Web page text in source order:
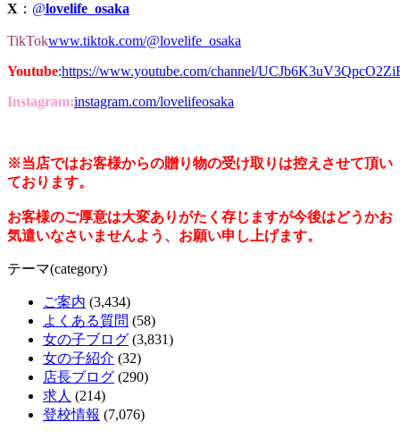
X ： @lovelife_osaka
TikTokwww.tiktok.com/@lovelife_osaka
Youtube:https://www.youtube.com/channel/
Instagram:instagram.com/lovelifeosaka
※当店ではお客様からの贈り物の受け取りは控えさせて頂い
ております。
お客様のご厚意は大変ありがたく存じますが今後はどうかお
気遣いなさいませんよう、お願い申し上げます。
テーマ(category)
ご案内 (3,434)
よくある質問 (58)
女の子ブログ (3,831)
女の子紹介 (32)
店長ブログ (290)
求人 (214)
登校情報 (7,076)